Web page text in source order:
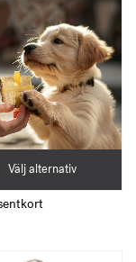
Välj alternativ